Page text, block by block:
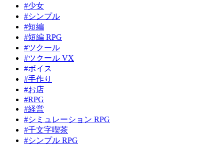
#少女
#シンプル
#短編
#短編 RPG
#ツクール
#ツクール VX
#ボイス
#手作り
#お店
#RPG
#経営
#シミュレーション RPG
#千文字喫茶
#シンプル RPG